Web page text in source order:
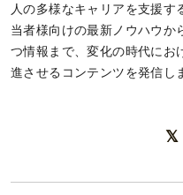
人の多様なキャリアを支援す
当者様向けの最新ノウハウか
つ情報まで、変化の時代にお
進させるコンテンツを発信し